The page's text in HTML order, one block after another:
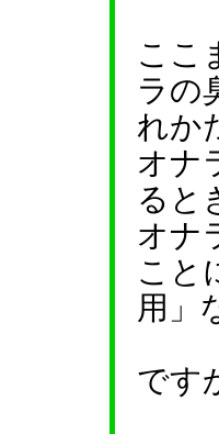
ここ
ラの
れか
オナ
ると
オナ
こと
用」
です